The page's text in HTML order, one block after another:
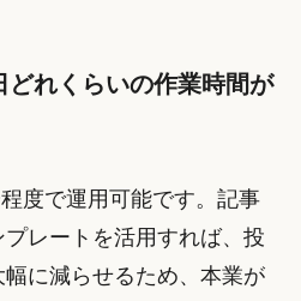
どれくらいの作業時間が
度で運用可能です。記事
レートを活用すれば、投
に減らせるため、本業が